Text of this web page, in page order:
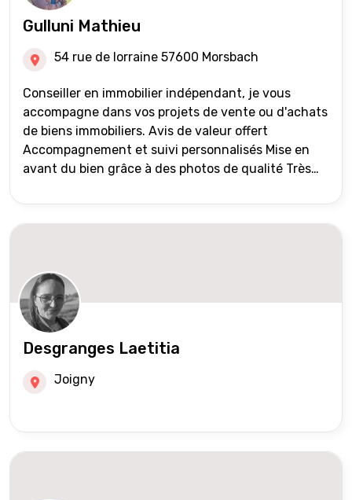
Gulluni Mathieu
54 rue de lorraine 57600 Morsbach
Conseiller en immobilier indépendant, je vous
accompagne dans vos projets de vente ou d'achats
de biens immobiliers. Avis de valeur offert
Accompagnement et suivi personnalisés Mise en
avant du bien grâce à des photos de qualité Très
international) Validation du financement des
acquéreurs auprès de partenaires financiers
réseau Iad France et Iad Deutschland Inter agence
Desgranges Laetitia
Joigny